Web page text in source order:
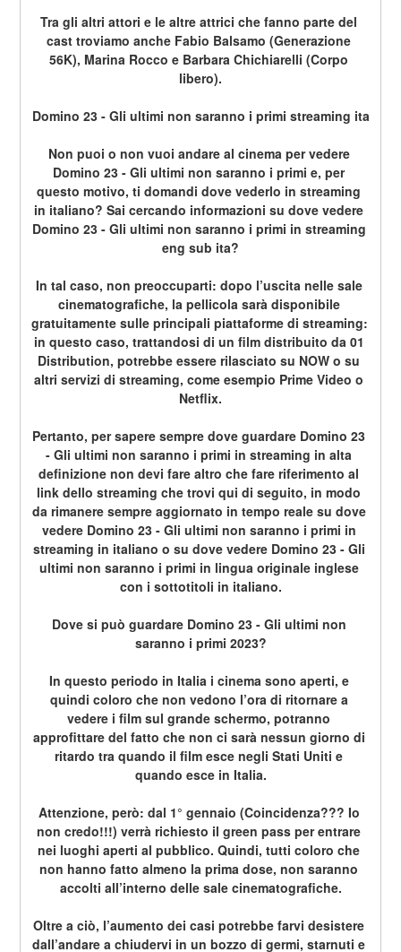
Tra gli altri attori e le altre attrici che fanno parte del
cast troviamo anche Fabio Balsamo (Generazione
56K), Marina Rocco e Barbara Chichiarelli (Corpo
libero).
Domino 23 - Gli ultimi non saranno i primi streaming ita
Non puoi o non vuoi andare al cinema per vedere
Domino 23 - Gli ultimi non saranno i primi e, per
questo motivo, ti domandi dove vederlo in streaming
in italiano? Sai cercando informazioni su dove vedere
Domino 23 - Gli ultimi non saranno i primi in streaming
eng sub ita?
In tal caso, non preoccuparti: dopo l’uscita nelle sale
cinematografiche, la pellicola sarà disponibile
gratuitamente sulle principali piattaforme di streaming:
in questo caso, trattandosi di un film distribuito da 01
Distribution, potrebbe essere rilasciato su NOW o su
altri servizi di streaming, come esempio Prime Video o
Netflix.
Pertanto, per sapere sempre dove guardare Domino 23
- Gli ultimi non saranno i primi in streaming in alta
definizione non devi fare altro che fare riferimento al
link dello streaming che trovi qui di seguito, in modo
da rimanere sempre aggiornato in tempo reale su dove
vedere Domino 23 - Gli ultimi non saranno i primi in
streaming in italiano o su dove vedere Domino 23 - Gli
ultimi non saranno i primi in lingua originale inglese
con i sottotitoli in italiano.
Dove si può guardare Domino 23 - Gli ultimi non
saranno i primi 2023?
In questo periodo in Italia i cinema sono aperti, e
quindi coloro che non vedono l’ora di ritornare a
vedere i film sul grande schermo, potranno
approfittare del fatto che non ci sarà nessun giorno di
ritardo tra quando il film esce negli Stati Uniti e
quando esce in Italia.
Attenzione, però: dal 1° gennaio (Coincidenza??? Io
non credo!!!) verrà richiesto il green pass per entrare
nei luoghi aperti al pubblico. Quindi, tutti coloro che
non hanno fatto almeno la prima dose, non saranno
accolti all’interno delle sale cinematografiche.
Oltre a ciò, l’aumento dei casi potrebbe farvi desistere
dall’andare a chiudervi in un bozzo di germi, starnuti e